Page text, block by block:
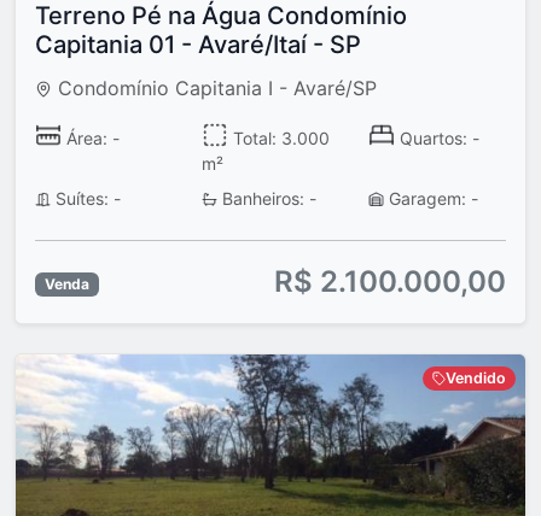
Terreno Pé na Água Condomínio
Capitania 01 - Avaré/Itaí - SP
Condomínio Capitania I - Avaré/SP
Área: -
Total: 3.000
m²
Quartos: -
Suítes: - Banheiros: - Garagem: -
Venda R$ 2.100.000,00
Vendido